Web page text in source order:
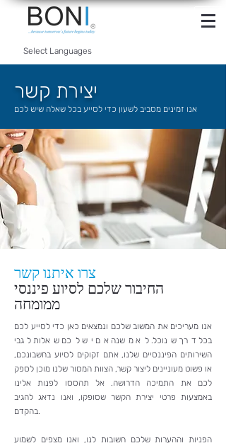
Select Languages
יצירת קשר
אנו זמינים מסביב לשעון כדי לסייע בכל שאלה שיש לכם
צרו איתנו קשר
החיבור שלכם לסיוע פיננסי
ממומחה
אנו מעריכים את המשוב שלכם ונמצאים כאן כדי לסייע לכם
בכל דרך שנוכל. לא משנה אם יש לכם שאלות לגבי
השירותים הפיננסיים שלנו, אתם זקוקים לסיוע בחשבונכם,
או פשוט מעוניינים ליצור קשר, הצוות המסור שלנו מוכן לספק
לכם את התמיכה הדרושה. אל תהססו לפנות אלינו
באמצעות פרטי יצירת הקשר שסופקו, ואנו נדאג להגיב
בהקדם.
הפניות וההערות שלכם חשובות לנו, ואנו מצפים לשמוע